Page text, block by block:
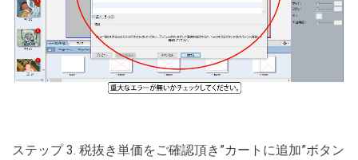
ステップ 3. 税抜き単価をご確認頂き”カートに追加”ボタン